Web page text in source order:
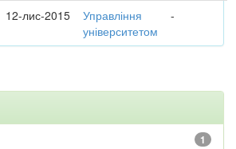
12-лис-2015
Управління
університетом
-
1